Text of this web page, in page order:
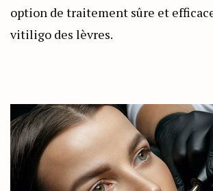
option de traitement sûre et
vitiligo des lèvres.